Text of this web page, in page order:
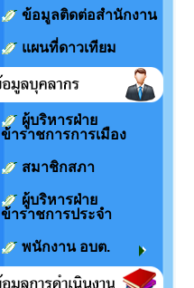
ข้อมูลติดต่อสำนักงาน
แผนที่ดาวเทียม
ผู้บริหารฝ่าย
ข้าราชการการเมือง
สมาชิกสภา
ผู้บริหารฝ่าย
ข้าราชการประจำ
พนักงาน อบต.